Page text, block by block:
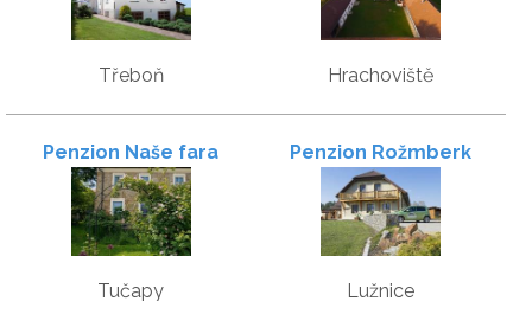
Třeboň Hrachoviště
Penzion Naše fara
Tučapy
Penzion Rožmberk
Lužnice